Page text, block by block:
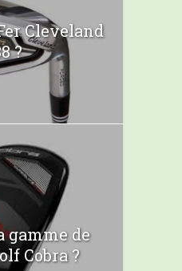
Cleveland
?
gamme de
Cobra ?